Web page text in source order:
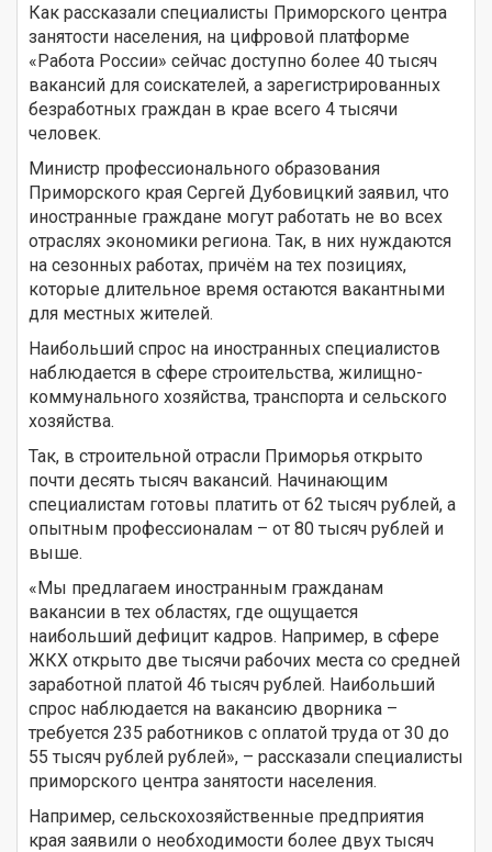
Как рассказали специалисты Приморского центра
занятости населения, на цифровой платформе
«Работа России» сейчас доступно более 40 тысяч
вакансий для соискателей, а зарегистрированных
безработных граждан в крае всего 4 тысячи
человек.
Министр профессионального образования
Приморского края Сергей Дубовицкий заявил, что
иностранные граждане могут работать не во всех
отраслях экономики региона. Так, в них нуждаются
на сезонных работах, причём на тех позициях,
которые длительное время остаются вакантными
для местных жителей.
Наибольший спрос на иностранных специалистов
наблюдается в сфере строительства, жилищно-
коммунального хозяйства, транспорта и сельского
хозяйства.
Так, в строительной отрасли Приморья открыто
почти десять тысяч вакансий. Начинающим
специалистам готовы платить от 62 тысяч рублей, а
опытным профессионалам – от 80 тысяч рублей и
выше.
«Мы предлагаем иностранным гражданам
вакансии в тех областях, где ощущается
наибольший дефицит кадров. Например, в сфере
ЖКХ открыто две тысячи рабочих места со средней
заработной платой 46 тысяч рублей. Наибольший
спрос наблюдается на вакансию дворника –
требуется 235 работников с оплатой труда от 30 до
55 тысяч рублей рублей», – рассказали специалисты
приморского центра занятости населения.
Например, сельскохозяйственные предприятия
края заявили о необходимости более двух тысяч